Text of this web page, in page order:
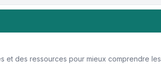
et des ressources pour mieux comprendre les